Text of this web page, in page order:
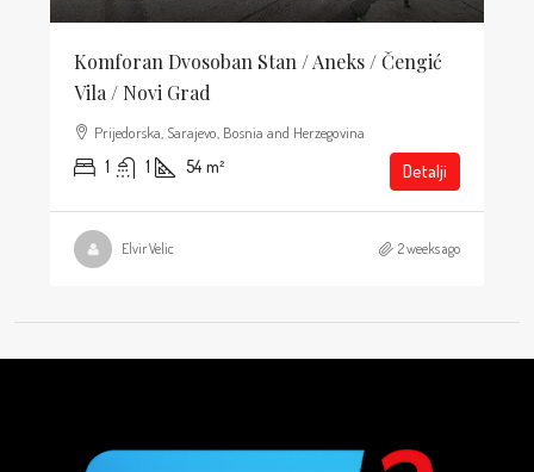
Komforan Dvosoban Stan / Aneks / Čengić
Vila / Novi Grad
Prijedorska, Sarajevo, Bosnia and Herzegovina
1 1 54 m² Detalji
Elvir Velic 2 weeks ago